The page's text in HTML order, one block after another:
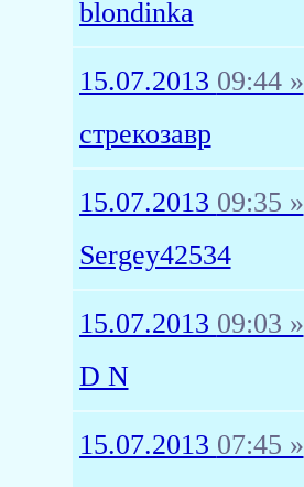
blondinka
15.07.2013 09:44 »
стрекозавр
15.07.2013 09:35 »
Sergey42534
15.07.2013 09:03 »
D N
15.07.2013 07:45 »